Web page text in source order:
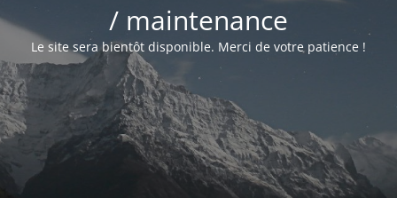
/ maintenance
Le site sera bientôt disponible. Merci de votre patience !